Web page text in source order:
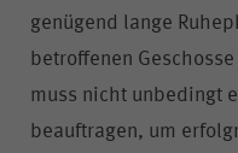
genügend lange
betroffenen
muss nicht unbedingt
beauftragen, um